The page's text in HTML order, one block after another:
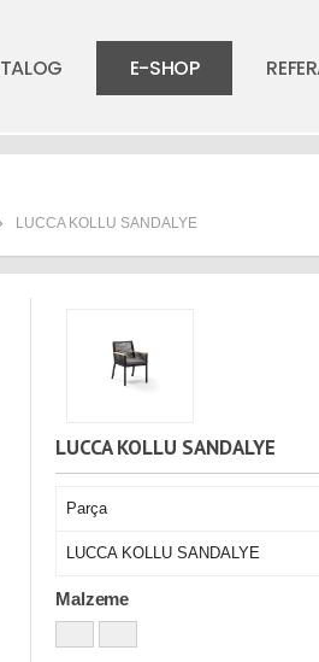
E-SHOP
LUCCA KOLLU SANDALYE
LUCCA KOLLU SANDALYE
Parça
LUCCA KOLLU SANDALYE
Malzeme